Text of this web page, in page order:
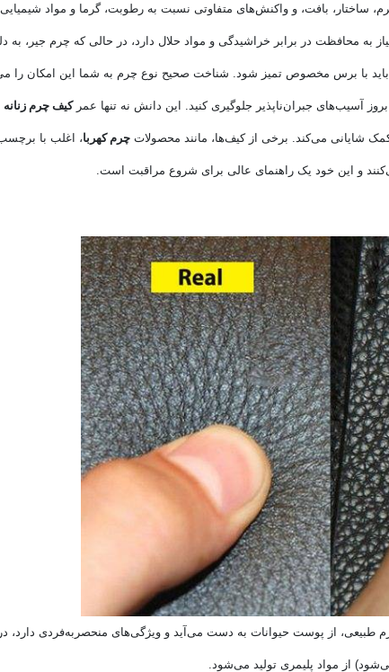
ساختار، بافت، و واکنش‌های متفاوتی نسبت به رطوبت، گرما و مواد شیمیایی
به محافظت در برابر خراشیدگی و مواد حلال دارد، در حالی که چرم جیر، به
با برس مخصوص تمیز شود. شناخت صحیح نوع چرم به شما این امکان را
آسیب‌های جبران‌ناپذیر جلوگیری کنید. این دانش نه تنها عمرکیف چرم زنانه
شایانی می‌کند. برخی از کیف‌ها، مانند محصولات چرم کهربا، اغلب با
و این خود یک راهنمای عالی برای شروع مراقبت است.
از پوست حیوانات به دست می‌آید و ویژگی‌های منحصربه‌فردی دارد، در
از مواد پلیمری تولید می‌شود.